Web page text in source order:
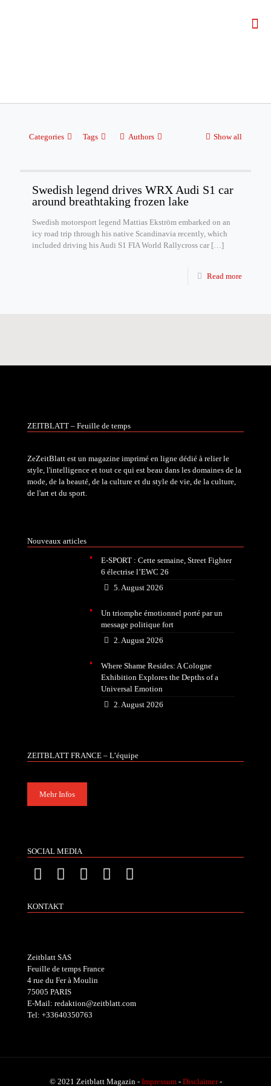
Categories Tags Authors Show all
Swedish legend drives WRX Audi S1 car
around breathtaking frozen lake
Swedish motorsport legend Mattias Ekström embarked on an
icy road trip through his native Scandinavia recently, which
included driving his Audi S1 FIA World Rallycross car[…]
Read more
ZEITBLATT – Feuille de temps
ZeZeitBlatt est un magazine imprimé en ligne dédié à relier le
style, l'intelligence et tout ce qui est beau dans les domaines de la
mode, de la beauté, de la culture et du style de vie, de la culture,
de l'art et du sport.
Nouveaux articles
E-SPORT : Cette semaine, Street Fighter
6 électrise l’EWC 26
5. August 2026
Un triomphe émotionnel porté par un
message politique fort
2. August 2026
Where Shame Resides: A Cologne
Exhibition Explores the Depths of a
Universal Emotion
2. August 2026
ZEITBLATT FRANCE – L’équipe
Mehr Infos
SOCIAL MEDIA
KONTAKT
Zeitblatt SAS
Feuille de temps France
4 rue du Fer à Moulin
75005 PARIS
E-Mail: redaktion@zeitblatt.com
Tel: +33640350763
© 2021 Zeitblatt Magazin - Impressum- Disclaimer-